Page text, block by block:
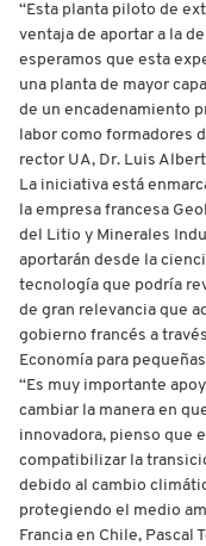
“Esta planta piloto de
ventaja de aportar a la
esperamos que esta
una planta de mayor
de un encadenamiento
labor como formadores
rector UA, Dr. Luis
La iniciativa está
la empresa francesa
del Litio y Minerales
aportarán desde la
tecnología que podría
de gran relevancia que
gobierno francés a
Economía para
“Es muy importante
cambiar la manera en
innovadora, pienso que
compatibilizar la
debido al cambio
protegiendo el medio
Francia en Chile, Pascal